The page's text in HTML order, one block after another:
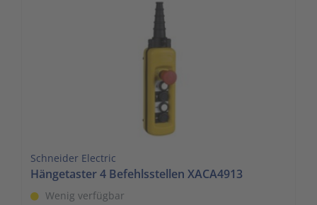
Schneider Electric
Hängetaster 4 Befehlsstellen XACA4913
Wenig verfügbar